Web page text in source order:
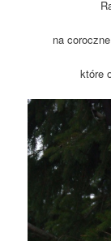
na
które